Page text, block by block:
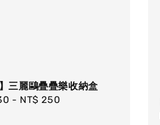
】三麗鷗疊疊樂收納盒
- NT$ 250